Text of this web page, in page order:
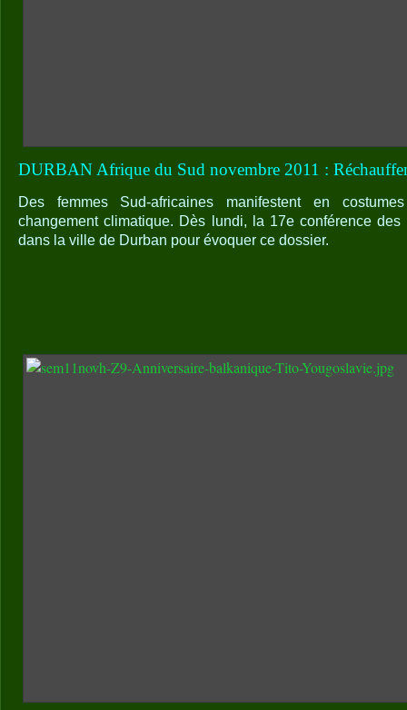
DURBAN Afrique du Sud novembre 2011 :
Des femmes Sud-africaines manifestent en
changement climatique. Dès lundi, la 17e conférence
dans la ville de Durban pour évoquer ce dossier.